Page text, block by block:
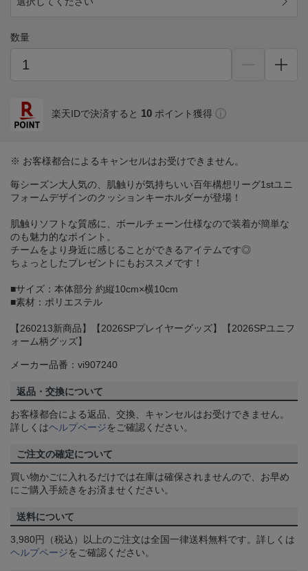
数量
楽天IDで決済すると 10 ポイント獲得
※ お客様都合によるキャンセルはお受けできません。
毎シーズン大人気の、肌触りが気持ちいい百年構想リーグ1stユニ
フォームデザインのクッションキーホルダーが登場！
肌触りソフトな質感に、ボールチェーン仕様なので装着が簡単な
のも魅力的なポイント。
チームをより身近に感じることができるアイテムです◎
ちょっとしたプレゼントにもおススメです！
■サイズ：本体部分 約縦10cm×横10cm
■素材：ポリエステル
【260213新商品】【2026SPプレイヤーグッズ】【2026SPユニフ
ォーム柄グッズ】
メーカー品番：vi907240
返品・交換について
お客様都合による返品、交換、キャンセルはお受けできません。
詳しくはヘルプページをご確認ください。
ご注文の確定について
買い物かごに入れるだけでは在庫は確保されませんので、お早め
にご購入手続きをお済ませください。
送料について
3,980円（税込）以上のご注文は全国一律送料無料です。詳しくは
ヘルプページをご確認ください。